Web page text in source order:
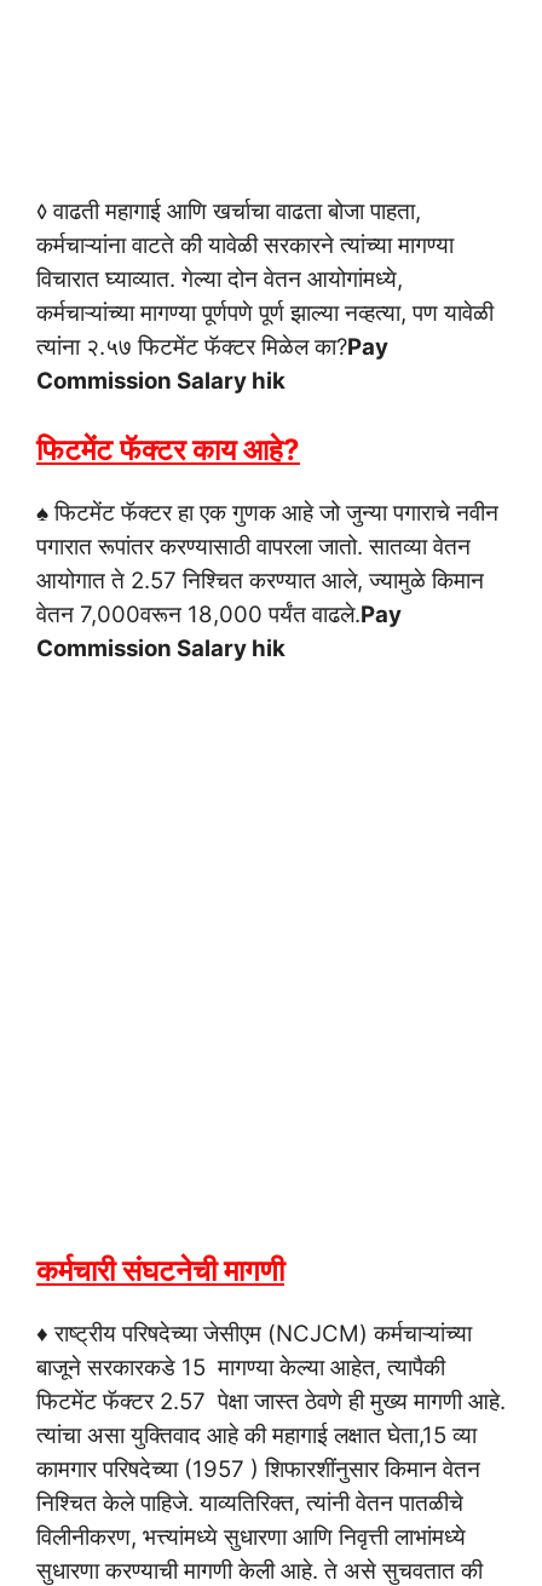
◊वाढती महागाई आणि खर्चाचा वाढता बोजा पाहता,
कर्मचाऱ्यांना वाटते की यावेळी सरकारने त्यांच्या मागण्या
विचारात घ्याव्यात. गेल्या दोन वेतन आयोगांमध्ये,
कर्मचाऱ्यांच्या मागण्या पूर्णपणे पूर्ण झाल्या नव्हत्या, पण यावेळी
त्यांना २.५७ फिटमेंट फॅक्टर मिळेल का?Pay
Commission Salary hik
फिटमेंट फॅक्टर काय आहे?
♠ फिटमेंट फॅक्टर हा एक गुणक आहे जो जुन्या पगाराचे नवीन
पगारात रूपांतर करण्यासाठी वापरला जातो. सातव्या वेतन
आयोगात ते 2.57 निश्चित करण्यात आले, ज्यामुळे किमान
वेतन 7,000वरून 18,000 पर्यंत वाढले.Pay
Commission Salary hik
कर्मचारी संघटनेची मागणी
♦ राष्ट्रीय परिषदेच्या जेसीएम (NCJCM) कर्मचाऱ्यांच्या
बाजूने सरकारकडे 15 मागण्या केल्या आहेत, त्यापैकी
फिटमेंट फॅक्टर 2.57 पेक्षा जास्त ठेवणे ही मुख्य मागणी आहे.
त्यांचा असा युक्तिवाद आहे की महागाई लक्षात घेता,15 व्या
कामगार परिषदेच्या (1957 ) शिफारशींनुसार किमान वेतन
निश्चित केले पाहिजे. याव्यतिरिक्त, त्यांनी वेतन पातळीचे
विलीनीकरण, भत्त्यांमध्ये सुधारणा आणि निवृत्ती लाभांमध्ये
सुधारणा करण्याची मागणी केली आहे. ते असे सुचवतात की